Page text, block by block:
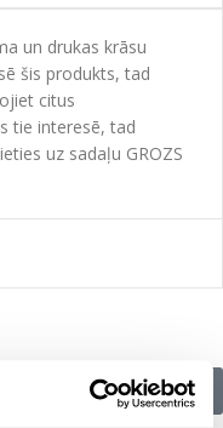
un drukas krāsu
šis produkts, tad
citus
tie interesē, tad
uz sadaļu GROZS